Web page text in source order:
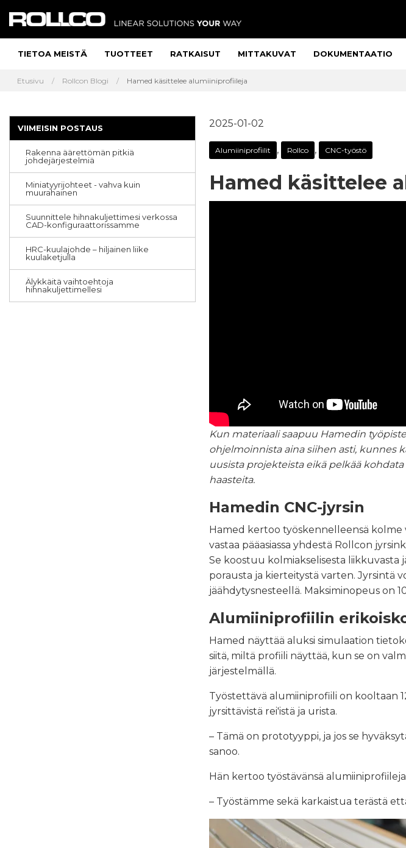
TIETOA MEISTÄ TUOTTEET RATKAISUT MITTAKUVAT DOKUMENTAATIO
Etusivu Rollcon Blogi Hamed käsittelee alumiiniprofiileja
2025-01-02
Alumiiniprofiilit , Rollco , CNC-työstö
Hamed käsittelee
Kun materiaali saapuu Hamedin
ohjelmoinnista aina siihen asti, kunnes
uusista projekteista eikä pelkää
haasteita.
Hamedin CNC-jyrsin
Hamed kertoo työskennelleensä
vastaa pääasiassa yhdestä Rollcon
Se koostuu kolmiakselisesta liikkuvasta
porausta ja kierteitystä varten. Jyrsintä
jäähdytysnesteellä. Maksiminopeus on
Alumiiniprofiilin
Hamed näyttää aluksi simulaation
siitä, miltä profiili näyttää, kun se on
järjestelmällä.
Työstettävä alumiiniprofiili on kooltaan
jyrsittävistä rei'istä ja urista.
– Tämä on prototyyppi, ja jos se
sanoo.
Hän kertoo työstävänsä
– Työstämme sekä karkaistua terästä
VIIMEISIN POSTAUS
Rakenna äärettömän pitkiä
johdejärjestelmiä
Miniatyyrijohteet - vahva kuin
muurahainen
Suunnittele hihnakuljettimesi verkossa
CAD-konfiguraattorissamme
HRC-kuulajohde – hiljainen liike
kuulaketjulla
Älykkäitä vaihtoehtoja
hihnakuljettimellesi